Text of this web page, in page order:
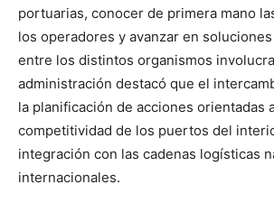
portuarias, conocer de primera mano
los operadores y avanzar en
entre los distintos organismos
administración destacó que el
la planificación de acciones orientadas
competitividad de los puertos del
integración con las cadenas logísticas
internacionales.